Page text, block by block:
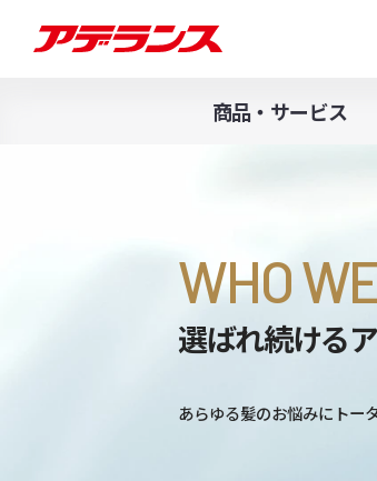
商品・サービス
WHO
選ばれ続